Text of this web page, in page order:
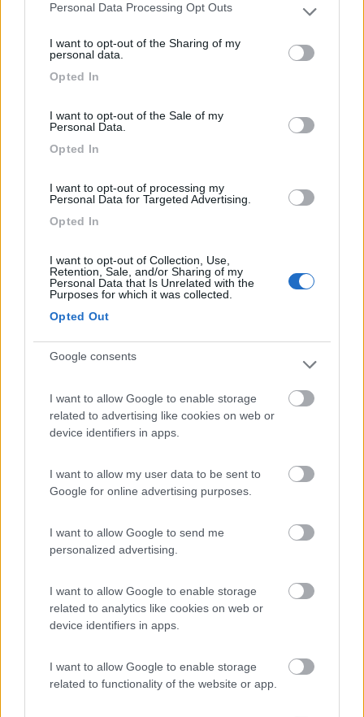
Please note that this website/app uses one or more Google
not limited to your visit or usage behaviour. You may click to
use your data for below specified purposes in below Google
Personal Data Processing Opt Outs
I want to opt-out of the Sharing of my
personal data.
Opted In
I want to opt-out of the Sale of my
Personal Data.
Opted In
I want to opt-out of processing my
Personal Data for Targeted Advertising.
Opted In
I want to opt-out of Collection, Use,
Retention, Sale, and/or Sharing of my
Personal Data that Is Unrelated with the
Purposes for which it was collected.
Opted Out
Google consents
I want to allow Google to enable storage
related to advertising like cookies on web or
device identifiers in apps.
I want to allow my user data to be sent to
Google for online advertising purposes.
I want to allow Google to send me
personalized advertising.
I want to allow Google to enable storage
related to analytics like cookies on web or
device identifiers in apps.
I want to allow Google to enable storage
related to functionality of the website or app.
Diciamo che hai diverse possibilità ma per darti una dritta seria
camminare? Vuoi andare in bici? Vuoi rimanere in un campeggio
unico o ti va bene anche cambiare per spostarti in altra zona?
Deve essere per forza un campeggio?
gustarti per bene una valle, tutte e due é possibile ma ti perdi le
cose migliori.
Steu851
un'area attrezzata in cima alla valle quota 2000 metri, dove
partono belle passeggiate, puoi salire con la funivia a 3000
metri sul ghiacciaio e se sei in forma andare a vedere il punto
del ritrovamenti si Ötzi la mummia del Similaun, se lo sei meno
strada che in inverno è adibita a pista da slittino, più in basso a
madonna di Senales c'è il museo relativo e l'archeo park. la valle
Adria Coral Compact, il camper coupè
Inserito il14/05/2019 alle:10:40:05
val Martello
https://www.sentres.com/it/mart...
per chi vuole complettare la collezione delle ""cento
https://www.meranerland.org/it/...